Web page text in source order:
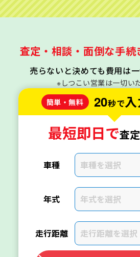
査定・相談・面倒な手続
売らないと決めても費用は
※しつこい営業は一切い
簡単・無料
20秒で入
最短即日で査
車種 車種を選択
年式 年式を選択
走行距離 走行距離を選択